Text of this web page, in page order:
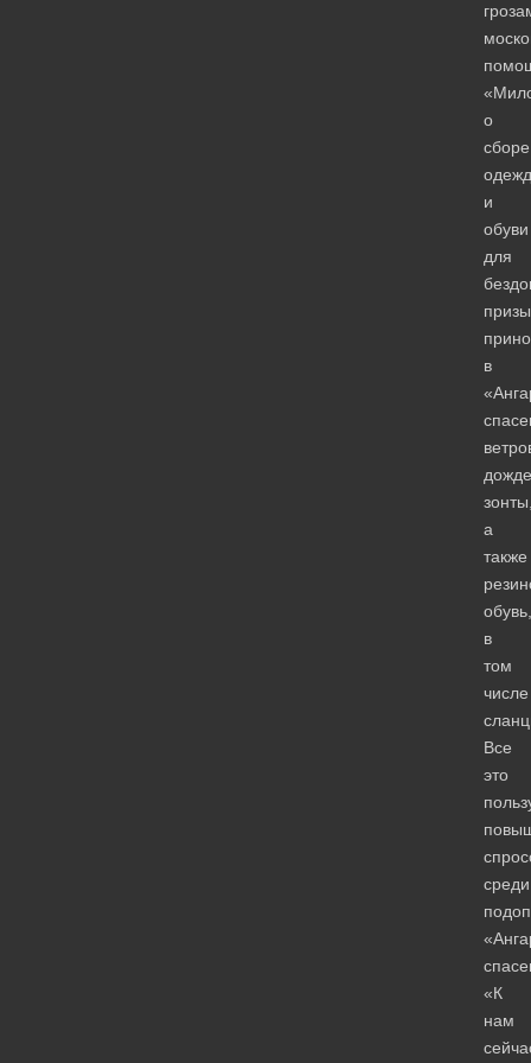
о
сборе
и
обуви
для
в
а
также
обувь,
в
том
числе
Все
это
среди
«К
нам